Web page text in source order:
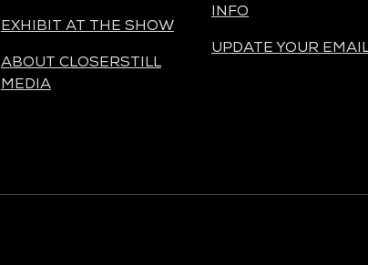
EXHIBIT AT THE SHOW
ABOUT CLOSERSTILL
MEDIA
INFO
UPDATE YOUR